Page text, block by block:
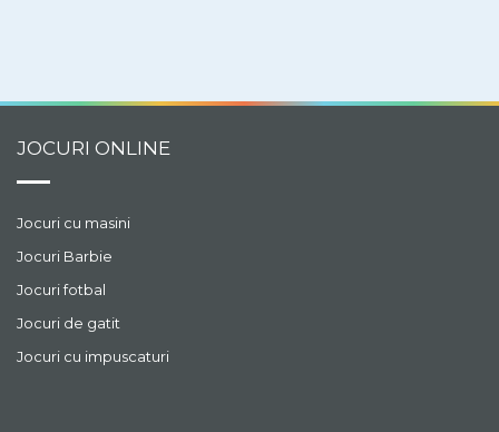
JOCURI ONLINE
Jocuri cu masini
Jocuri Barbie
Jocuri fotbal
Jocuri de gatit
Jocuri cu impuscaturi